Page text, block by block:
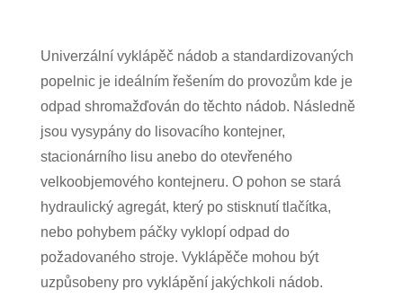
Univerzální vyklápěč nádob a standardizovaných
popelnic je ideálním řešením do provozům kde je
odpad shromažďován do těchto nádob. Následně
jsou vysypány do lisovacího kontejner,
stacionárního lisu anebo do otevřeného
velkoobjemového kontejneru. O pohon se stará
hydraulický agregát, který po stisknutí tlačítka,
nebo pohybem páčky vyklopí odpad do
požadovaného stroje. Vyklápěče mohou být
uzpůsobeny pro vyklápění jakýchkoli nádob.